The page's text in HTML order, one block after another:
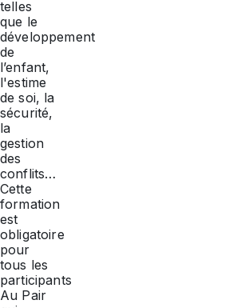
telles
que le
développement
de
l’enfant,
l'estime
de soi, la
sécurité,
la
gestion
des
conflits…
Cette
formation
est
obligatoire
pour
tous les
participants
Au Pair